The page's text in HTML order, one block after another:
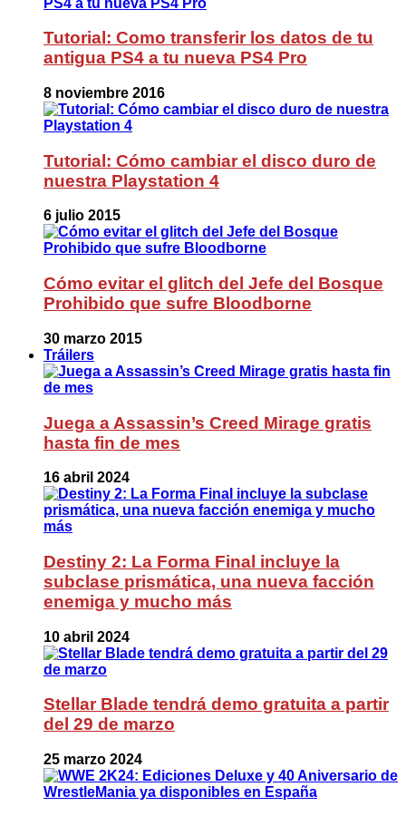
Tutorial: Como transferir los datos de tu
antigua PS4 a tu nueva PS4 Pro
8 noviembre 2016
Tutorial: Cómo cambiar el disco duro de
nuestra Playstation 4
6 julio 2015
Cómo evitar el glitch del Jefe del Bosque
Prohibido que sufre Bloodborne
30 marzo 2015
Tráilers
Juega a Assassin’s Creed Mirage gratis
hasta fin de mes
16 abril 2024
Destiny 2: La Forma Final incluye la
subclase prismática, una nueva facción
enemiga y mucho más
10 abril 2024
Stellar Blade tendrá demo gratuita a partir
del 29 de marzo
25 marzo 2024